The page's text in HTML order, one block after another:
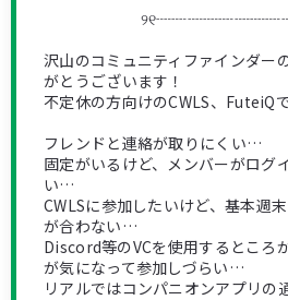
沢山のコミュニティファインダー
がとうございます！
不定休の方向けのCWLS、FuteiQ
フレンドと連絡が取りにくい…
固定がいるけど、メンバーがログ
い…
CWLSに参加したいけど、基本週
が合わない…
Discord等のVCを使用するところ
が気になって参加しづらい…
リアルではコンパニオンアプリ